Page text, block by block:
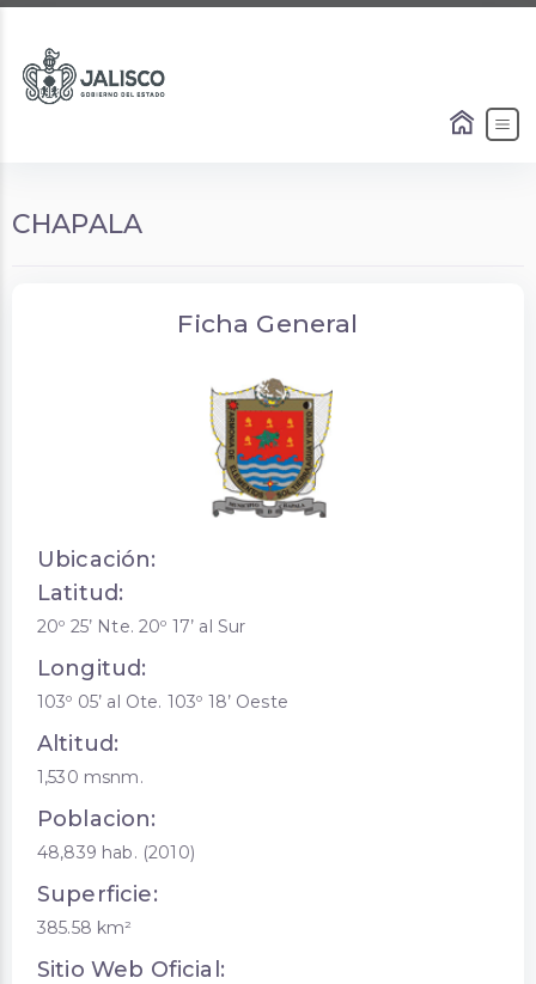
CHAPALA
Ficha General
Ubicación:
Latitud:
20º 25’ Nte. 20º 17’ al Sur
Longitud:
103º 05’ al Ote. 103º 18’ Oeste
Altitud:
1,530 msnm.
Poblacion:
48,839 hab. (2010)
Superficie:
385.58 km²
Sitio Web Oficial: